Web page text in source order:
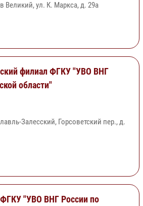
Великий, ул. К. Маркса, д. 29а
филиал ФГКУ "УВО ВНГ
области"
Залесский, Горсоветский пер., д.
"УВО ВНГ России по